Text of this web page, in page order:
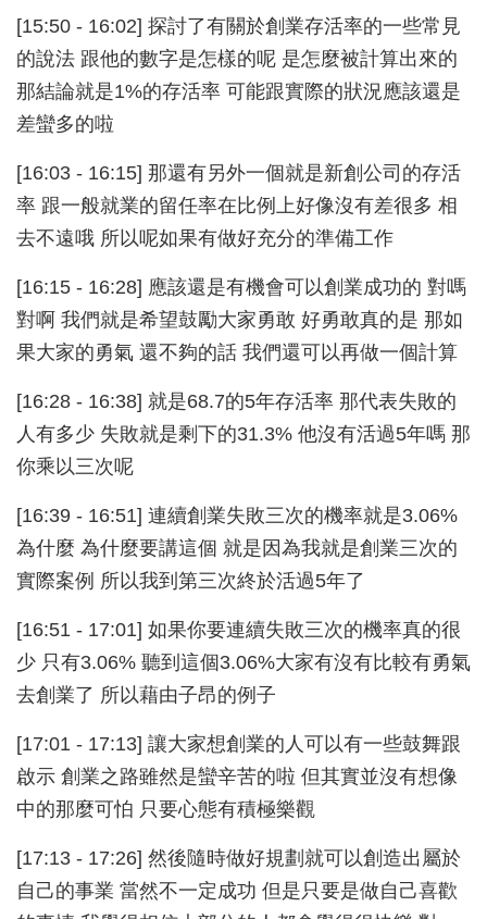
[15:50 - 16:02] 探討了有關於創業存活率的一些常見
的說法 跟他的數字是怎樣的呢 是怎麼被計算出來的
那結論就是1%的存活率 可能跟實際的狀況應該還是
差蠻多的啦
[16:03 - 16:15] 那還有另外一個就是新創公司的存活
率 跟一般就業的留任率在比例上好像沒有差很多 相
去不遠哦 所以呢如果有做好充分的準備工作
[16:15 - 16:28] 應該還是有機會可以創業成功的 對嗎
對啊 我們就是希望鼓勵大家勇敢 好勇敢真的是 那如
果大家的勇氣 還不夠的話 我們還可以再做一個計算
[16:28 - 16:38] 就是68.7的5年存活率 那代表失敗的
人有多少 失敗就是剩下的31.3% 他沒有活過5年嗎 那
你乘以三次呢
[16:39 - 16:51] 連續創業失敗三次的機率就是3.06%
為什麼 為什麼要講這個 就是因為我就是創業三次的
實際案例 所以我到第三次終於活過5年了
[16:51 - 17:01] 如果你要連續失敗三次的機率真的很
少 只有3.06% 聽到這個3.06%大家有沒有比較有勇氣
去創業了 所以藉由子昂的例子
[17:01 - 17:13] 讓大家想創業的人可以有一些鼓舞跟
啟示 創業之路雖然是蠻辛苦的啦 但其實並沒有想像
中的那麼可怕 只要心態有積極樂觀
[17:13 - 17:26] 然後隨時做好規劃就可以創造出屬於
自己的事業 當然不一定成功 但是只要是做自己喜歡